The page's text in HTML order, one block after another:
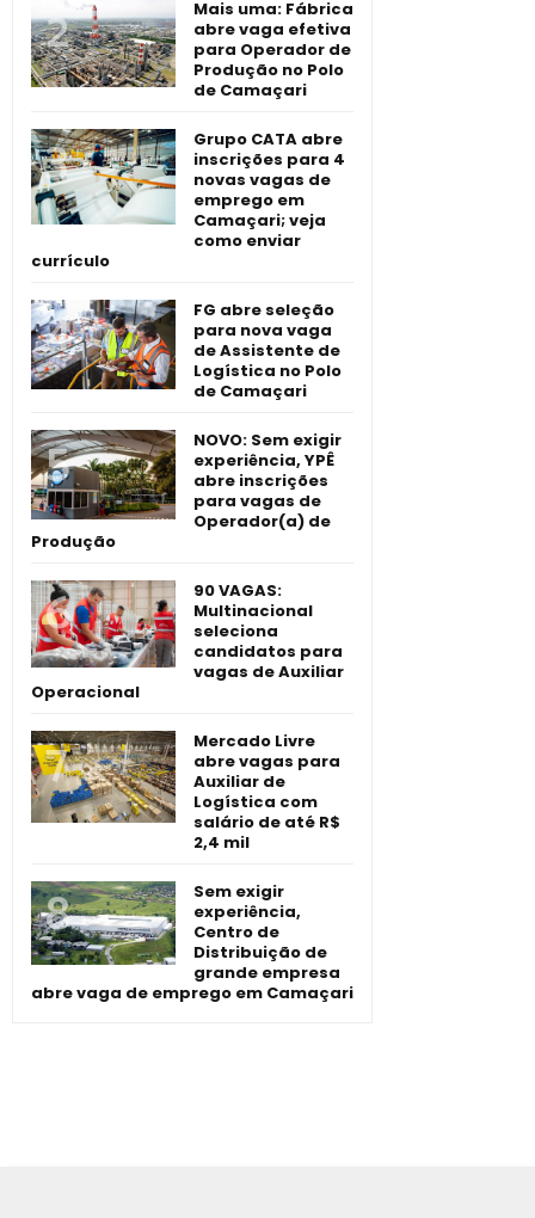
Mais uma: Fábrica
abre vaga efetiva
para Operador de
Produção no Polo
de Camaçari
Grupo CATA abre
inscrições para 4
novas vagas de
emprego em
Camaçari; veja
como enviar
currículo
FG abre seleção
para nova vaga
de Assistente de
Logística no Polo
de Camaçari
NOVO: Sem exigir
experiência, YPÊ
abre inscrições
para vagas de
Operador(a) de
Produção
90 VAGAS:
Multinacional
seleciona
candidatos para
vagas de Auxiliar
Operacional
Mercado Livre
abre vagas para
Auxiliar de
Logística com
salário de até R$
2,4 mil
Sem exigir
experiência,
Centro de
Distribuição de
grande empresa
abre vaga de emprego em Camaçari